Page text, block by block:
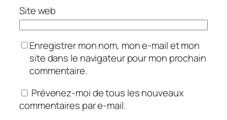
Site web
Enregistrer mon nom, mon e-mail et mon
site dans le navigateur pour mon prochain
commentaire.
Prévenez-moi de tous les nouveaux
commentaires par e-mail.